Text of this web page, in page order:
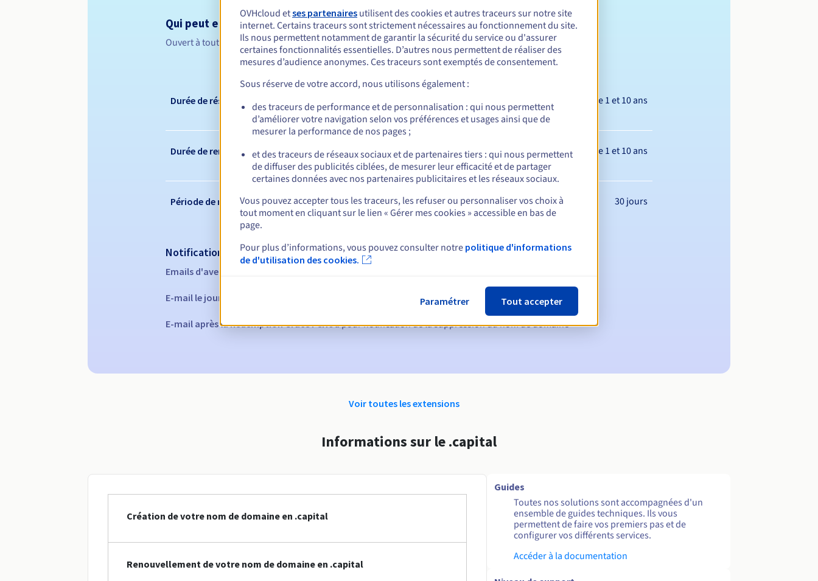
Qui peut enregistrer un .capital ?
Ouvert à toutes les personnes physiques ou morales, sans restriction géographique.
Règles de gestion et notifications
Durée de réservation Entre 1 et 10 ans
Durée de renouvellement Entre 1 et 10 ans
Période de rédemption 30 jours
Notifications automatiques :
Emails d'avertissement :
E-mail le jour de l'expiration pour notification de la suspension du nom de domaine
E-mail après la Redemption Grace Periodpour notification de la suppression du nom de domaine
Voir toutes les extensions
Informations sur le .capital
Création de votre nom de domaine en .capital
Renouvellement de votre nom de domaine en .capital
Guides
Toutes nos solutions sont accompagnées d'un
ensemble de guides techniques. Ils vous
permettent de faire vos premiers pas et de
configurer vos différents services.
Accéder à la documentation
OVHcloud etses partenaires utilisent des cookies et autres traceurs sur notre site
internet. Certains traceurs sont strictement nécessaires au fonctionnement du site.
Ils nous permettent notamment de garantir la sécurité du service ou d'assurer
certaines fonctionnalités essentielles. D’autres nous permettent de réaliser des
mesures d’audience anonymes. Ces traceurs sont exemptés de consentement.
Sous réserve de votre accord, nous utilisons également :
des traceurs de performance et de personnalisation : qui nous permettent
d’améliorer votre navigation selon vos préférences et usages ainsi que de
mesurer la performance de nos pages ;
et des traceurs de réseaux sociaux et de partenaires tiers : qui nous permettent
de diffuser des publicités ciblées, de mesurer leur efficacité et de partager
certaines données avec nos partenaires publicitaires et les réseaux sociaux.
Vous pouvez accepter tous les traceurs, les refuser ou personnaliser vos choix à
tout moment en cliquant sur le lien « Gérer mes cookies » accessible en bas de
page.
Pour plus d’informations, vous pouvez consulter notre politique d'informations
de d'utilisation des cookies.
Paramétrer Tout accepter